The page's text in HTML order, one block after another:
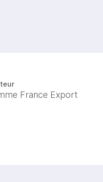
France Export